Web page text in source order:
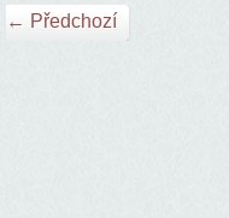
← Předchozí